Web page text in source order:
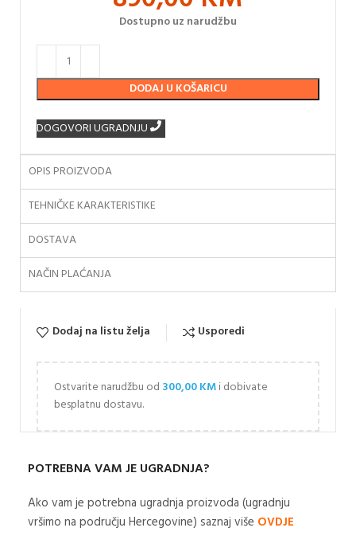
Dostupno uz narudžbu
DODAJ U KOŠARICU
DOGOVORI UGRADNJU
OPIS PROIZVODA
TEHNIČKE KARAKTERISTIKE
DOSTAVA
NAČIN PLAĆANJA
Dodaj na listu želja Usporedi
Ostvarite narudžbu od 300,00KMi dobivate
besplatnu dostavu.
POTREBNA VAM JE UGRADNJA?
Ako vam je potrebna ugradnja proizvoda (ugradnju
vršimo na području Hercegovine) saznaj više OVDJE